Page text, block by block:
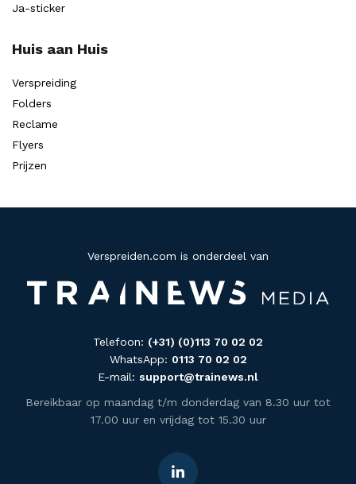
Ja-sticker
Huis aan Huis
Verspreiding
Folders
Reclame
Flyers
Prijzen
Verspreiden.com is onderdeel van
Telefoon: (+31) (0)113 70 02 02
WhatsApp: 0113 70 02 02
E-mail: support@trainews.nl
Bereikbaar op maandag t/m donderdag van 8.30 uur tot
17.00 uur en vrijdag tot 15.30 uur